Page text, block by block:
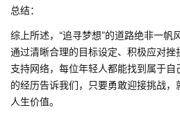
总结：
综上所述，“追寻梦想”的道路绝非一帆
通过清晰合理的目标设定、积极应对
支持网络，每位年轻人都能找到属于
的经历告诉我们，只要勇敢迎接挑战
人生价值。